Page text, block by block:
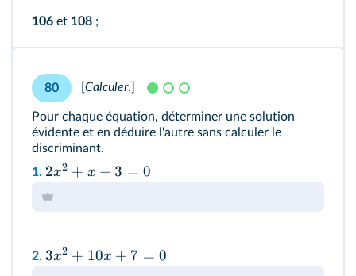
106 et 108 ;
80 Calculer.
Pour chaque équation, déterminer une solution
évidente et en déduire l'autre sans calculer le
discriminant.
1. 2x2 + x − 3 = 0
2. 3x2 + 10x + 7 = 0